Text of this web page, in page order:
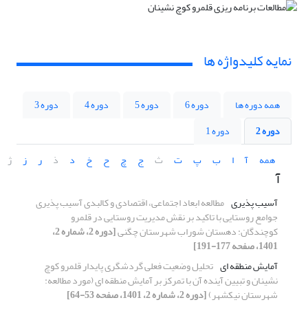
نمایه کلیدواژه ها
همه دوره ها دوره 6 دوره 5 دوره 4
دوره 3
دوره 2
دوره 1
همه
آ ا ب پ ت ث ج چ ح خ د ذ ر ز ژ
آ
آسیب پذیری مطالعه ابعاد اجتماعی، اقتصادی و کالبدی آسیب پذیری
جوامع روستایی با تاکید بر نقش مدیریت روستایی در قلمرو
کوچندگان: دهستان شوراب شهرستان چگنی [دوره 2، شماره 2،
1401، صفحه 177-191]
آمایش منطقه ای تحلیل وضعیت فعلی گردشگری پایدار قلمرو کوچ
نشینان و تبیین آینده آن با تمرکز بر آمایش منطقه ای (مورد مطالعه:
شهرستان نیکشهر)[دوره 2، شماره 2، 1401، صفحه 53-64]